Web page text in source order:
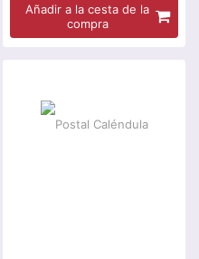
Añadir a la cesta de la
compra